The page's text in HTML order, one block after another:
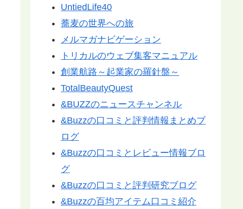
UntiedLife40
蕎麦の世界への旅
メルマガナビゲーション
トリカルのウェブ集客マニュアル
創業航路～起業家の羅針盤～
TotalBeautyQuest
&BUZZのニュースチャンネル
&Buzzの口コミと評判情報まとめブ
ログ
&Buzzの口コミとレビュー情報ブロ
グ
&Buzzの口コミと評判研究ブログ
&Buzzの百均アイテム口コミ紹介